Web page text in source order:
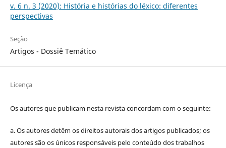
v. 6 n. 3 (2020): História e histórias do léxico: diferentes
perspectivas
Seção
Artigos - Dossiê Temático
Licença
Os autores que publicam nesta revista concordam com o seguinte:
a.Os autores detêm os direitos autorais dos artigos publicados; os
autores são os únicos responsáveis pelo conteúdo dos trabalhos